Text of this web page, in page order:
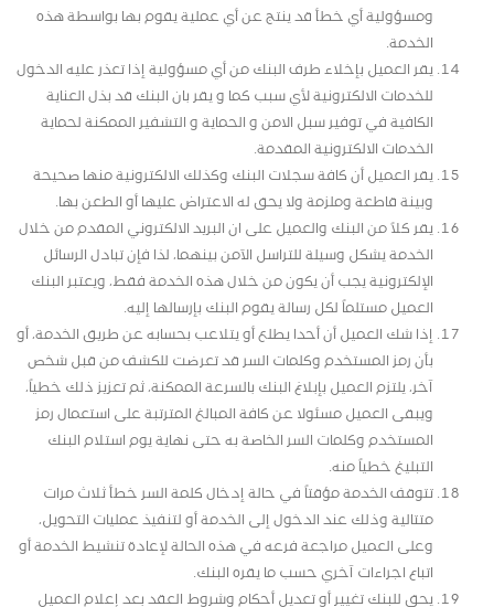
ومسؤولية أي خطأ قد ينتج عن أي عملية يقوم بها بواسطة هذه
الخدمة.
يقر العميل بإخلاء طرف البنك من أي مسؤولية إذا تعذر عليه الدخول
للخدمات الالكترونية لأي سبب كما و يقر بان البنك قد بذل العناية
الكافية في توفير سبل الامن و الحماية و التشفير الممكنة لحماية
الخدمات الالكترونية المقدمة.
يقر العميل أن كافة سجلات البنك وكذلك الالكترونية منها صحيحة
وبينة قاطعة وملزمة ولا يحق له الاعتراض عليها أو الطعن بها.
يقر كلاً من البنك والعميل على ان البريد الالكتروني المقدم من خلال
الخدمة يشكل وسيلة للتراسل الآمن بينهما، لذا فإن تبادل الرسائل
الإلكترونية يجب أن يكون من خلال هذه الخدمة فقط، ويعتبر البنك
العميل مستلماً لكل رسالة يقوم البنك بإرسالها إليه.
إذا شك العميل أن أحدا يطلع أو يتلاعب بحسابه عن طريق الخدمة، أو
بأن رمز المستخدم وكلمات السر قد تعرضت للكشف من قبل شخص
آخر، يلتزم العميل بإبلاغ البنك بالسرعة الممكنة، ثم تعزيز ذلك خطياً،
ويبقى العميل مسئولا عن كافة المبالغ المترتبة على استعمال رمز
المستخدم وكلمات السر الخاصة به حتى نهاية يوم استلام البنك
التبليغ خطياً منه.
تتوقف الخدمة مؤقتاً في حالة إدخال كلمة السر خطأ ثلاث مرات
متتالية وذلك عند الدخول إلى الخدمة أو لتنفيذ عمليات التحويل،
وعلى العميل مراجعة فرعه في هذه الحالة لإعادة تنشيط الخدمة أو
اتباع اجراءات آخري حسب ما يقره البنك.
يحق للبنك تغيير أو تعديل أحكام وشروط العقد بعد إعلام العميل